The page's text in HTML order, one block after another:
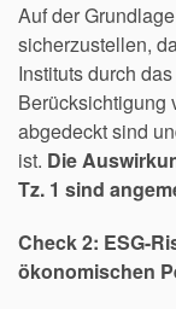
Auf der
sicherzustellen,
Instituts durch
Berücksichtigung
abgedeckt sind
ist. Die
Tz. 1 sind
Check 2: ESG-
ökonomischen